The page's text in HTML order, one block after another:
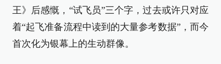
王》后感慨，“试飞员”三个字，过去或许只对应
着“起飞准备流程中读到的大量参考数据”，而今
首次化为银幕上的生动群像。